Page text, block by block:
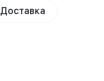
Доставка